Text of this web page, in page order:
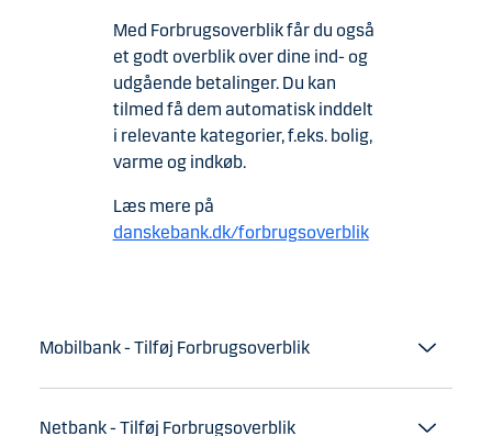
Med Forbrugsoverblik får du også
et godt overblik over dine ind- og
udgående betalinger. Du kan
tilmed få dem automatisk inddelt
i relevante kategorier, f.eks. bolig,
varme og indkøb.
Læs mere på
danskebank.dk/forbrugsoverblik
Mobilbank - Tilføj Forbrugsoverblik
Netbank - Tilføj Forbrugsoverblik